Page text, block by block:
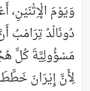
وَيَوْمَ الْإِثْنَيْنِ،
دُونَالْدُ
مَسْؤُولِيَّةَ كُلِّ
لِأَنَّ إِيْرَانَ